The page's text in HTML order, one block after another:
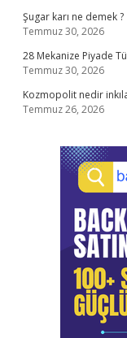
Şugar karı ne demek ?
Temmuz 30, 2026
28 Mekanize Piyade
Temmuz 30, 2026
Kozmopolit nedir
Temmuz 26, 2026